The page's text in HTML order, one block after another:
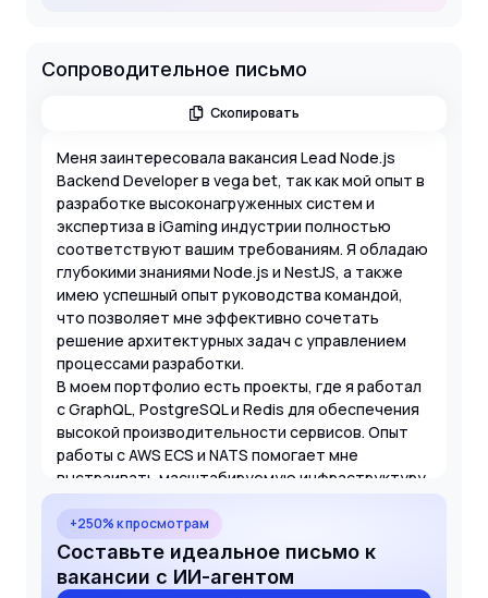
Сопроводительное письмо
Скопировать
Меня заинтересовала вакансия Lead Node.js
Backend Developer в vega bet, так как мой опыт в
разработке высоконагруженных систем и
экспертиза в iGaming индустрии полностью
соответствуют вашим требованиям. Я обладаю
глубокими знаниями Node.js и NestJS, а также
имею успешный опыт руководства командой,
что позволяет мне эффективно сочетать
решение архитектурных задач с управлением
процессами разработки.
В моем портфолио есть проекты, где я работал
с GraphQL, PostgreSQL и Redis для обеспечения
высокой производительности сервисов. Опыт
работы с AWS ECS и NATS помогает мне
выстраивать масштабируемую инфраструктуру.
Я уверен, что мои навыки помогут vega bet
выйти на новый уровень технического
совершенства и обеспечить стабильную
работу платформы при растущих нагрузках.
+250% к просмотрам
Составьте идеальное письмо к
вакансии с ИИ-агентом